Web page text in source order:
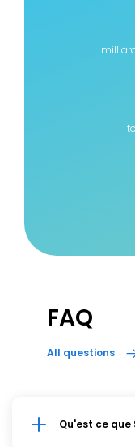
FAQ
All questions
Qu'est ce que